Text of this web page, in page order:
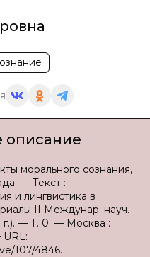
описание
морального сознания,
— Текст :
и лингвистика в
II Междунар. науч.
г.). — Т. 0. — Москва :
107/4846.